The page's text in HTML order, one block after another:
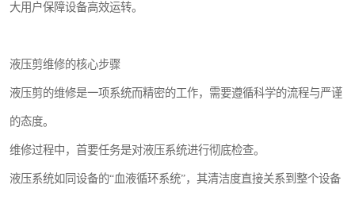
大用户保障设备高效运转。
液压剪维修的核心步骤
液压剪的维修是一项系统而精密的工作，需要遵循科学的流程与严谨
的态度。
维修过程中，首要任务是对液压系统进行彻底检查。
液压系统如同设备的“血液循环系统”，其清洁度直接关系到整个设备